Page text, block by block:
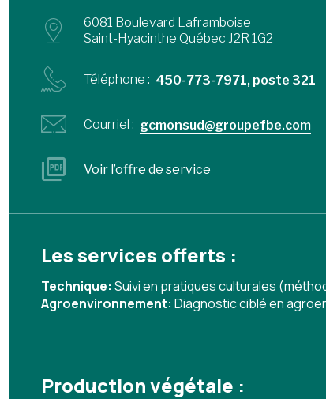
6081 Boulevard Laframboise
Saint-Hyacinthe Québec J2R 1G2
Téléphone : 450-773-7971, poste 321
Courriel : gcmonsud@groupefbe.com
Voir l’offre de service
Les services offerts :
Technique: Suivi en pratiques culturales
Agroenvironnement: Diagnostic ciblé en
Production végétale :